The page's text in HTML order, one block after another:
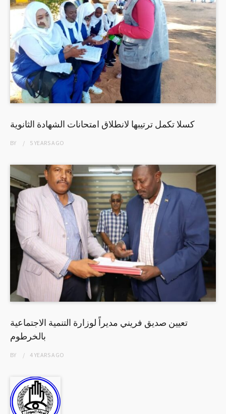
كسلا تكمل ترتيبها لانطلاق امتحانات الشهادة الثانوية
BY 5 YEARSAGO
تعيين صديق فريني مديراً لوزارة التنمية الاجتماعية
بالخرطوم
BY 4 YEARSAGO